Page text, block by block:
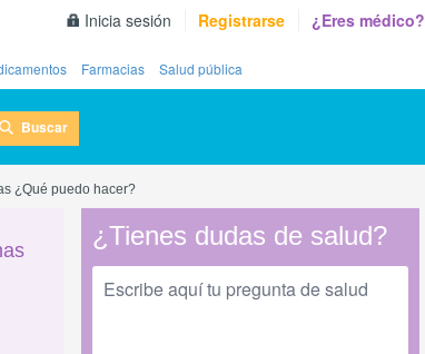
Inicia sesión Registrarse ¿Eres médico?
Farmacias Salud pública
Buscar
¿Qué puedo hacer?
¿Tienes dudas de salud?